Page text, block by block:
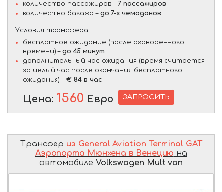
количество пассажиров – 7 пассажиров
количество багажа – до 7-х чемоданов
Условия трансфера:
бесплатное ожидание (после оговоренного
времени) – до 45 минут
дополнительный час ожидания (время считается
за целый час после окончания бесплатного
ожидания) – € 84 в час
Цена: 1560 Евро ЗАПРОСИТЬ
Трансфер из General Aviation Terminal GAT
Аэропорта Мюнхена в Венецию на
автомобиле Volkswagen Multivan